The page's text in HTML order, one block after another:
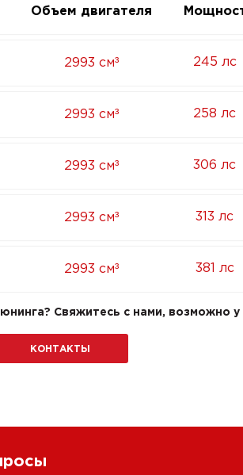
Объем двигателя
2993 см³ 245 лс
2993 см³ 258 лс
2993 см³ 306 лс
2993 см³ 313 лс
2993 см³ 381 лс
Свяжитесь с нами, возможно
КОНТАКТЫ